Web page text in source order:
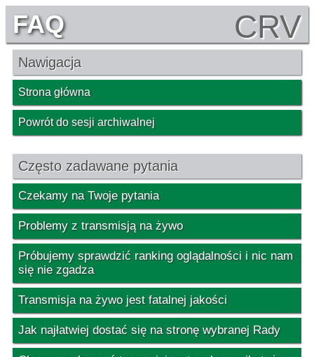
FAQ CRV
Nawigacja
Strona główna
Powrót do sesji archiwalnej
Często zadawane pytania
Czekamy na Twoje pytania
Problemy z transmisją na żywo
Próbujemy sprawdzić ranking oglądalności i nic nam
się nie zgadza
Transmisja na żywo jest fatalnej jakości
Jak najłatwiej dostać się na stronę wybranej Rady